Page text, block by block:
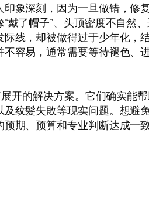
象深刻，因为一旦做错，修
了帽子”、头顶密度不自然
线，却被做得过于少年化，
容易，通常需要等待褪色、
开的解决方案。它们确实能
纹髮失敗等现实问题。想避
期、预算和专业判断达成一